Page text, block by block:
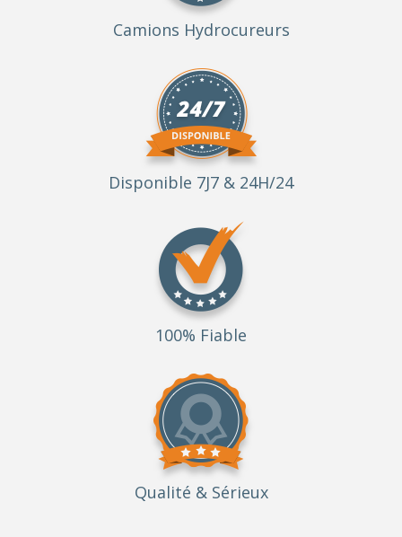
Camions Hydrocureurs
Disponible 7J7 & 24H/24
100% Fiable
Qualité & Sérieux